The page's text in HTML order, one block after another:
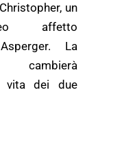
un
affetto
La
vita dei due